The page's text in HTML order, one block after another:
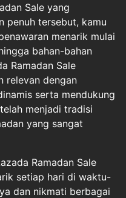
Sale yang
penuh tersebut, kamu
menarik mulai
bahan-bahan
Ramadan Sale
relevan dengan
serta mendukung
menjadi tradisi
yang sangat
Ramadan Sale
setiap hari di waktu-
dan nikmati berbagai